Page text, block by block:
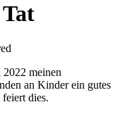
meinen
an Kinder ein gutes
dies.